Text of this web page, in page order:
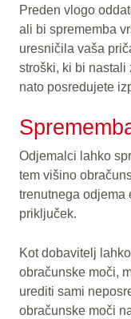
Preden vlogo
ali bi sprememba
uresničila vaša
stroški, ki bi nastali
nato posredujete
Odjemalci lahko
tem višino
trenutnega odjema
priključek.
Kot dobavitelj
obračunske moči,
urediti sami
obračunske moči